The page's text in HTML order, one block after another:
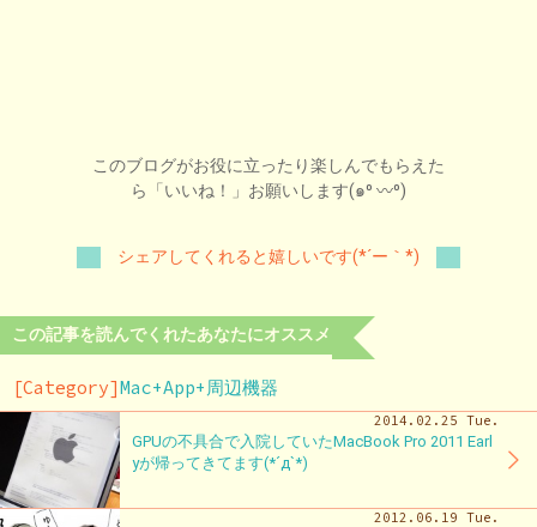
このブログがお役に立ったり楽しんでもらえた
ら「いいね！」お願いします(๑⁰ 〰⁰)
シェアしてくれると嬉しいです(*´ー｀*)
この記事を読んでくれたあなたにオススメ
[Category]Mac+App+周辺機器
2014.02.25 Tue.
GPUの不具合で入院していたMacBook Pro 2011 Earl
yが帰ってきてます(*´д`*)
2012.06.19 Tue.